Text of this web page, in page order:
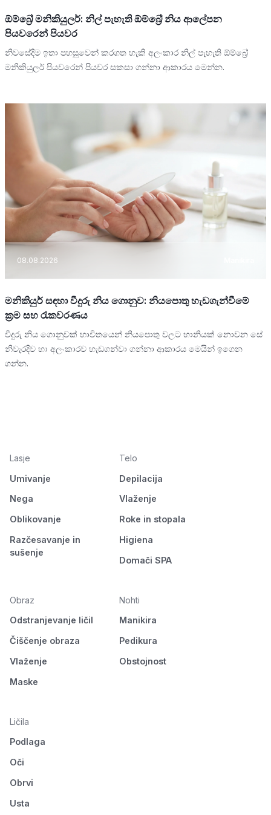
ඕම්බ්‍රේ මනිකියුලර්: නිල් පැහැති ඕම්බ්‍රේ නිය ආලේපන
පියවරෙන් පියවර
නිවසේදීම ඉතා පහසුවෙන් කරගත හැකි අලංකාර නිල් පැහැති ඕම්බ්‍රේ
මනිකියුලර් පියවරෙන් පියවර සකසා ගන්නා ආකාරය මෙන්න.
08.08.2026
මනිකියුර් සඳහා වීදුරු නිය ගොනුව: නියපොතු හැඩගැන්වීමේ
ක්‍රම සහ රැකවරණය
වීදුරු නිය ගොනුවක් භාවිතයෙන් නියපොතු වලට හානියක් නොවන සේ
නිවැරදිව හා අලංකාරව හැඩගන්වා ගන්නා ආකාරය මෙයින් ඉගෙන
ගන්න.
Lasje
Umivanje
Nega
Oblikovanje
Razčesavanje in
sušenje
Telo
Depilacija
Vlaženje
Roke in stopala
Higiena
Domači SPA
Obraz
Odstranjevanje ličil
Čiščenje obraza
Vlaženje
Maske
Nohti
Manikira
Pedikura
Obstojnost
Ličila
Podlaga
Oči
Obrvi
Usta